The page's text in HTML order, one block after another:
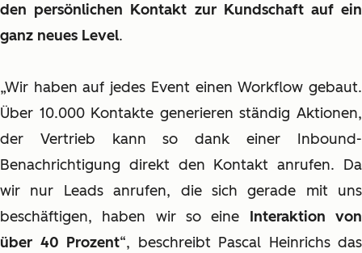
den persönlichen Kontakt zur Kundschaft auf ein
ganz neues Level.
„Wir haben auf jedes Event einen Workflow gebaut.
Über 10.000 Kontakte generieren ständig Aktionen,
der Vertrieb kann so dank einer Inbound-
Benachrichtigung direkt den Kontakt anrufen. Da
wir nur Leads anrufen, die sich gerade mit uns
beschäftigen, haben wir so eine Interaktion von
über 40 Prozent“, beschreibt Pascal Heinrichs das